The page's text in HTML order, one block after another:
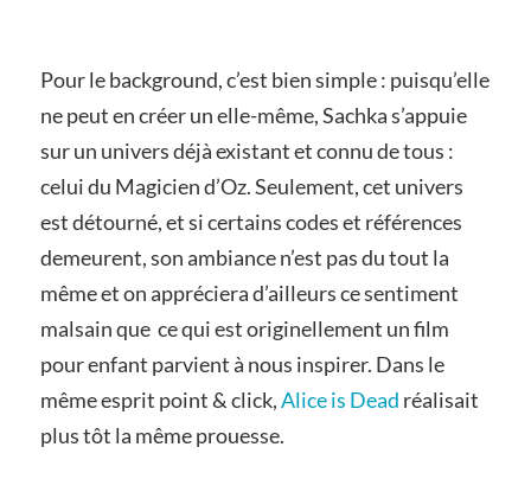
Pour le background, c’est bien simple : puisqu’elle
ne peut en créer un elle-même, Sachka s’appuie
sur un univers déjà existant et connu de tous :
celui du Magicien d’Oz. Seulement, cet univers
est détourné, et si certains codes et références
demeurent, son ambiance n’est pas du tout la
même et on appréciera d’ailleurs ce sentiment
malsain que ce qui est originellement un film
pour enfant parvient à nous inspirer. Dans le
même esprit point & click,Alice is Dead réalisait
plus tôt la même prouesse.